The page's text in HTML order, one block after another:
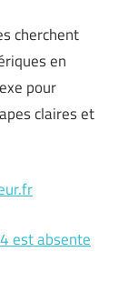
cherchent
en
pour
claires et
est absente